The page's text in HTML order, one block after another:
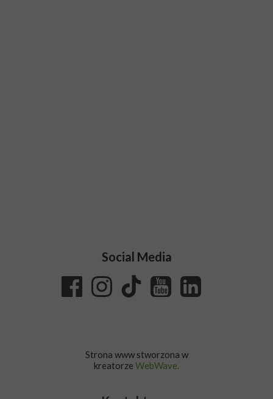
Social Media
Strona www stworzona w
kreatorze WebWave.